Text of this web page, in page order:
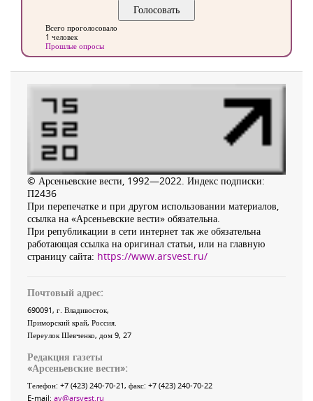
Всего проголосовало
1 человек
Прошлые опросы
© Арсеньевские вести, 1992—2022. Индекс подписки:
П2436
При перепечатке и при другом использовании материалов,
ссылка на «Арсеньевские вести» обязательна.
При републикации в сети интернет так же обязательна
работающая ссылка на оригинал статьи, или на главную
страницу сайта: https://www.arsvest.ru/
Почтовый адрес:
690091, г. Владивосток,
Приморский край, Россия
Переулок Шевченко, дом 9, 27
Редакция газеты
«Арсеньевские вести»:
Телефон: +7 (423) 240-70-21, факс: +7 (423) 240-70-22
E-mail: av@arsvest.ru